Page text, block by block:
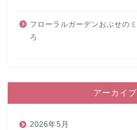
フローラルガーデンおぶせの
ろ
アーカイブ
2026年5月